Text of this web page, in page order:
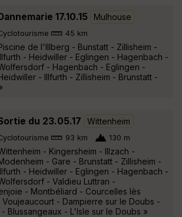
17.10.15 Mulhouse
45 km
de l'Illberg - Bunstatt - Zillisheim -
- Heidwiller - Eglingen - Hagenbach -
- Hagenbach - Eglingen -
- Illfurth - Zillisheim - Brunstatt -
du 23.05.17 Wittenheim
93 km 130 m
- Kingersheim - Illzach -
- Gare - Brunstatt - Zillisheim -
- Heidwiller - Eglingen - Hagenbach -
- Valdieu Luttran -
- Montbéliard - Courcelles lès
- Dampierre sur le Doubs -
Blussangeaux - L'Isle sur le Doubs »